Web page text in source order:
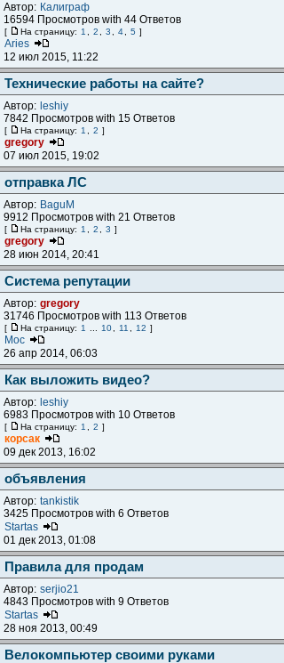
Автор: Калиграф
16594 Просмотров with 44 Ответов
[ На страницу: 1 2 3 4 5 ]
Aries
12 июл 2015, 11:22
Технические работы на сайте?
Автор: leshiy
7842 Просмотров with 15 Ответов
[ На страницу: 1 2 ]
gregory
07 июл 2015, 19:02
отправка ЛС
Автор: BaguM
9912 Просмотров with 21 Ответов
[ На страницу: 1 2 3 ]
gregory
28 июн 2014, 20:41
Система репутации
Автор: gregory
31746 Просмотров with 113 Ответов
[ На страницу: 1 10 11 12 ]
Мос
26 апр 2014, 06:03
Как выложить видео?
Автор: leshiy
6983 Просмотров with 10 Ответов
[ На страницу: 1 2 ]
корсак
09 дек 2013, 16:02
объявления
Автор: tankistik
3425 Просмотров with 6 Ответов
Startas
01 дек 2013, 01:08
Правила для продам
Автор: serjio21
4843 Просмотров with 9 Ответов
Startas
28 ноя 2013, 00:49
Велокомпьютер своими руками